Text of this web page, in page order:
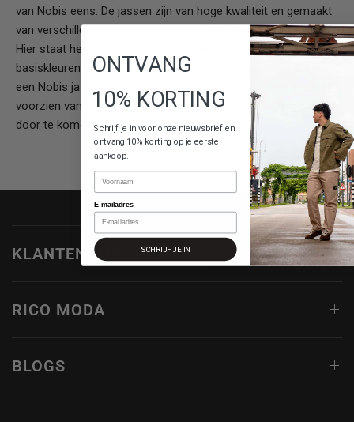
van Nobis eens. De jassen zijn van hoge kwaliteit en gemaakt
van verschillende materialen die de warmte goed vasthouden.
Hier staat het merk dan ook om bekend. De jassen hebben
basiskleuren en zijn afgewerkt met enkele toffe details. Met
een Nobis jas zoals een
ben je de komende paar jaar
voorzien van een perfect item om de koude winterdagen mee
door te komen!
KLANTENSERVICE
RICO MODA
BLOGS
ONTVANG
10% KORTING
Schrijf je in voor onze nieuwsbrief en
ontvang 10% korting op je eerste
aankoop.
Naam
E-mailadres
SCHRIJF JE IN